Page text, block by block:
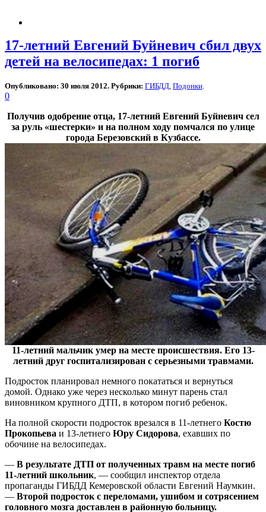
17-летний Евгений Буйневич сбил двух
детей на велосипедах: 1 погиб
Опубликовано: 30 июля 2012. Рубрики: ГИБДД Подонки
0
Получив одобрение отца, 17-летний Евгений Буйневич сел
за руль «шестерки» и на полном ходу помчался по улице
города Березовский в Кузбассе.
11-летний мальчик умер на месте происшествия. Его 13-
летний друг госпитализирован с серьезными травмами.
Подросток планировал немного покататься и вернуться
домой. Однако уже через несколько минут парень стал
виновником крупного ДТП, в котором погиб ребенок.
На полной скорости подросток врезался в 11-летнего Костю
Прокопьева и 13-летнего Юру Сидорова, ехавших по
обочине на велосипедах.
— В результате ДТП от полученных травм на месте погиб
11-летний школьник, — сообщил инспектор отдела
пропаганды ГИБДД Кемеровской области Евгений Наумкин.
— Второй подросток с переломами, ушибом и сотрясением
головного мозга доставлен в районную больницу.